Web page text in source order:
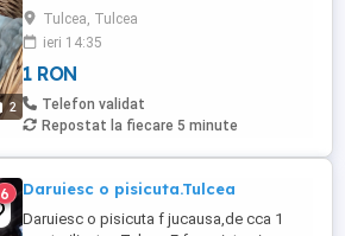
2
la un piciorus,acum e f bine. Toto!
Tulcea, Tulcea
ieri 14:35
1 RON
Telefon validat
Repostat la fiecare 5 minute
6 Daruiesc o pisicuta.Tulcea
Daruiesc o pisicuta f jucausa,de cca 1